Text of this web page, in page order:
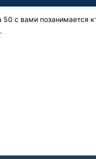
с вами позанимается